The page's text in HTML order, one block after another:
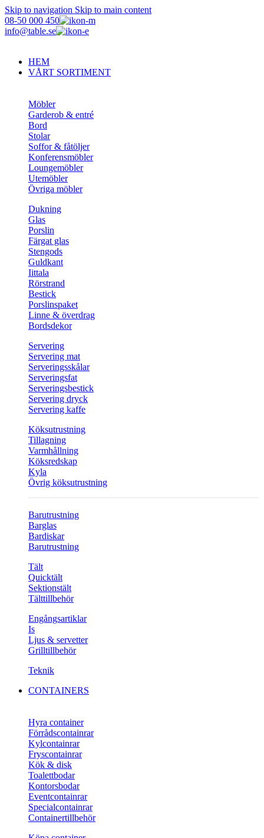
Skip to navigation Skip to main content
08-50 000 450
info@table.se
HEM
VÅRT SORTIMENT
Möbler
Garderob & entré
Bord
Stolar
Soffor & fåtöljer
Konferensmöbler
Loungemöbler
Utemöbler
Övriga möbler
Dukning
Glas
Porslin
Färgat glas
Stengods
Guldkant
Iittala
Rörstrand
Bestick
Porslinspaket
Linne & överdrag
Bordsdekor
Servering
Servering mat
Serveringsskålar
Serveringsfat
Serveringsbestick
Servering dryck
Servering kaffe
Köksutrustning
Tillagning
Varmhållning
Köksredskap
Kyla
Övrig köksutrustning
Barutrustning
Barglas
Bardiskar
Barutrustning
Tält
Quicktält
Sektionstält
Tälttillbehör
Engångsartiklar
Is
Ljus & servetter
Grilltillbehör
Teknik
CONTAINERS
Hyra container
Förrådscontainrar
Kylcontainrar
Fryscontainrar
Kök & disk
Toalettbodar
Kontorsbodar
Eventcontainrar
Specialcontainrar
Containertillbehör